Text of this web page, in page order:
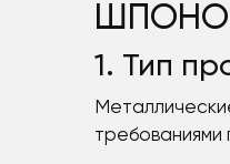
1. Тип
требованиями